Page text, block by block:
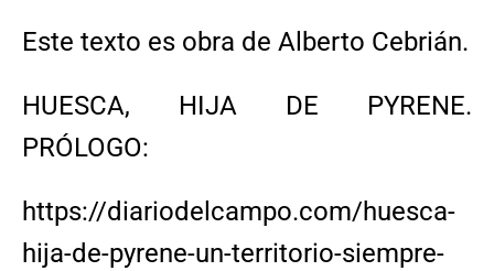
Este texto es obra de Alberto Cebrián.
HUESCA, HIJA DE PYRENE.
PRÓLOGO:
https://diariodelcampo.com/huesca-
hija-de-pyrene-un-territorio-siempre-